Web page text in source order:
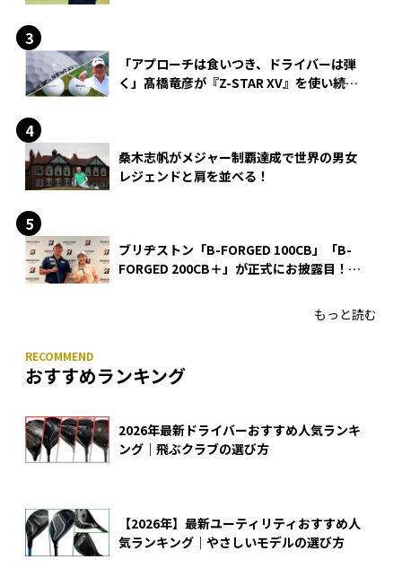
「アプローチは食いつき、ドライバーは弾
く」髙橋竜彦が『Z-STAR XV』を使い続け
桑木志帆がメジャー制覇達成で世界の男女
レジェンドと肩を並べる！
ブリヂストン「B-FORGED 100CB」「B-
FORGED 200CB＋」が正式にお披露目！
もっと読む
おすすめランキング
2026年最新ドライバーおすすめ人気ランキ
ング｜飛ぶクラブの選び方
【2026年】最新ユーティリティおすすめ人
気ランキング｜やさしいモデルの選び方